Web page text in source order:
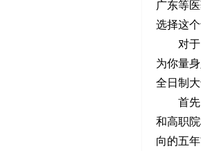
广东等
选择这
对于
为你量
全日制
首先，
和高职
向的五